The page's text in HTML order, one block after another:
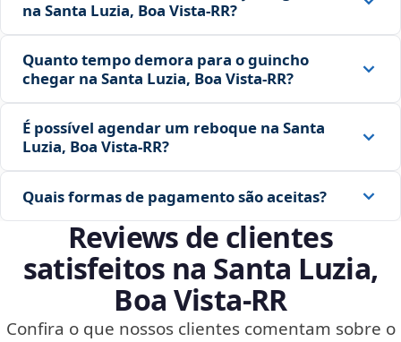
na Santa Luzia, Boa Vista‑RR?
Quanto tempo demora para o guincho
chegar na Santa Luzia, Boa Vista‑RR?
É possível agendar um reboque na Santa
Luzia, Boa Vista‑RR?
Quais formas de pagamento são aceitas?
Reviews de clientes
satisfeitos na Santa Luzia,
Boa Vista‑RR
Confira o que nossos clientes comentam sobre o